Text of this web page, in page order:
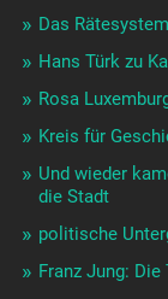
Das
Hans Türk zu
Rosa
Kreis für
Und wieder
die Stadt
politische
Franz Jung: